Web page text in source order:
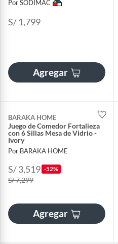
Por SODIMAC
S/ 1,799
Agregar
BARAKA HOME
Juego de Comedor Fortalieza
con 6 Sillas Mesa de Vidrio -
Ivory
Por BARAKA HOME
S/ 3,519 -52%
S/ 7,299
Agregar